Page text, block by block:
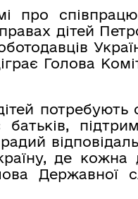
про
дітей
Голова
потребують
де
Державної